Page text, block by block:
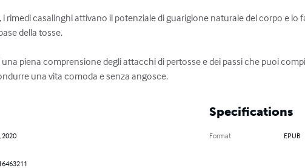
i rimedi casalinghi attivano il potenziale di guarigione naturale del corpo e lo
della tosse.
piena comprensione degli attacchi di pertosse e dei passi che puoi
una vita comoda e senza angosce.
2020
Specifications
Format EPUB